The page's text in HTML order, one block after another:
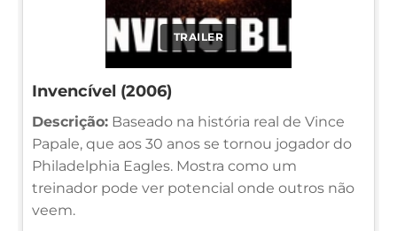
TRAILER
Invencível (2006)
Descrição: Baseado na história real de Vince
Papale, que aos 30 anos se tornou jogador do
Philadelphia Eagles. Mostra como um
treinador pode ver potencial onde outros não
veem.